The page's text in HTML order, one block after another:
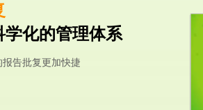
化的管理体系
告批复更加快捷